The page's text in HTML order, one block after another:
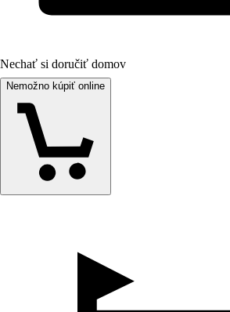
Nechať si doručiť domov
Nemožno kúpiť online